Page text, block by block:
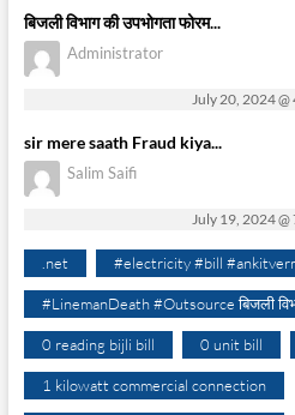
बिजली विभाग की उपभोगता फोरम...
Administrator
July 20, 2024 @
sir mere saath Fraud kiya...
Salim Saifi
July 19, 2024 @
.net #electricity #bill
#LinemanDeath #Outsource बिजली
0 reading bijli bill 0 unit bill
1 kilowatt commercial connection